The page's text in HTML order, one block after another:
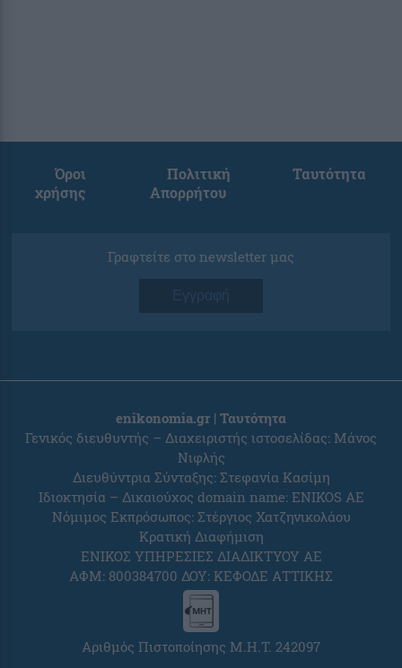
Όροι
χρήσης
Πολιτική
Απορρήτου
Ταυτότητα
Γραφτείτε στο newsletter μας
Εγγραφή
enikonomia.gr | Ταυτότητα
Γενικός διευθυντής – Διαχειριστής ιστοσελίδας: Μάνος
Νιφλής
Διευθύντρια Σύνταξης: Στεφανία Κασίμη
Ιδιοκτησία – Δικαιούχος domain name: ENIKOS AE
Νόμιμος Εκπρόσωπος: Στέργιος Χατζηνικολάου
Κρατική Διαφήμιση
ΕΝΙΚΟΣ ΥΠΗΡΕΣΙΕΣ ΔΙΑΔΙΚΤΥΟΥ ΑΕ
ΑΦΜ: 800384700 ΔΟΥ: ΚΕΦΟΔΕ ΑΤΤΙΚΗΣ
Αριθμός Πιστοποίησης Μ.Η.Τ. 242097